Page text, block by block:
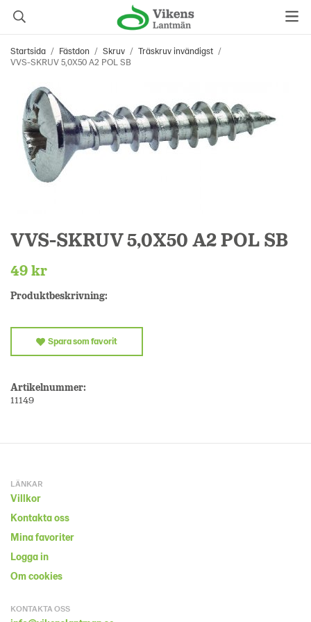
Startsida / Fästdon / Skruv / Träskruv invändigst /
VVS-SKRUV 5,0X50 A2 POL SB
VVS-SKRUV 5,0X50 A2 POL SB
49 kr
Produktbeskrivning:
Spara som favorit
Artikelnummer:
11149
LÄNKAR
Villkor
Kontakta oss
Mina favoriter
Logga in
Om cookies
KONTAKTA OSS